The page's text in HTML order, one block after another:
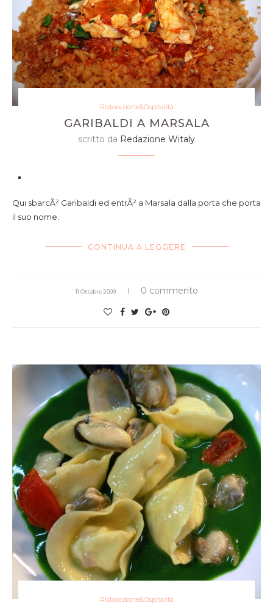
Ristorazione&Ospitalità
GARIBALDI A MARSALA
scritto da Redazione Witaly
il cuscus del Garibaldi
Qui sbarcÃ² Garibaldi ed entrÃ² a Marsala dalla porta che porta
il suo nome.
CONTINUA A LEGGERE
11 Ottobre 2009 0 commento
Ristorazione&Ospitalità